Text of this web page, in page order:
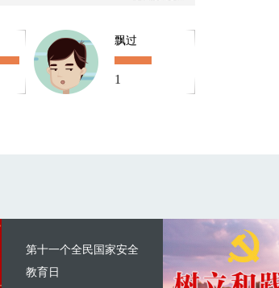
飘过
1
第十一个全民国家安全
教育日